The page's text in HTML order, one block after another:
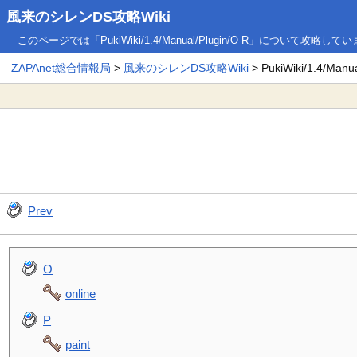
風来のシレンDS攻略Wiki
このページでは「PukiWiki/1.4/Manual/Plugin/O-R」について攻略してい
ZAPAnet総合情報局 > 風来のシレンDS攻略Wiki > PukiWiki/1.4/
Prev
O
online
P
paint